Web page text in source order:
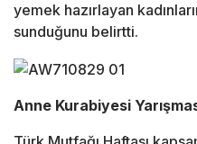
yemek hazırlayan
sunduğunu belirtti.
Anne Kurabiyesi